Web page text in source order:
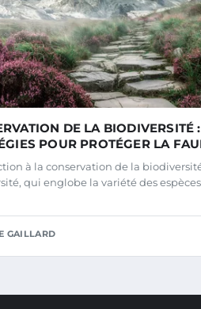
DE LA BIODIVERSITÉ :
POUR PROTÉGER LA
à la conservation de la
qui englobe la variété des
GAILLARD